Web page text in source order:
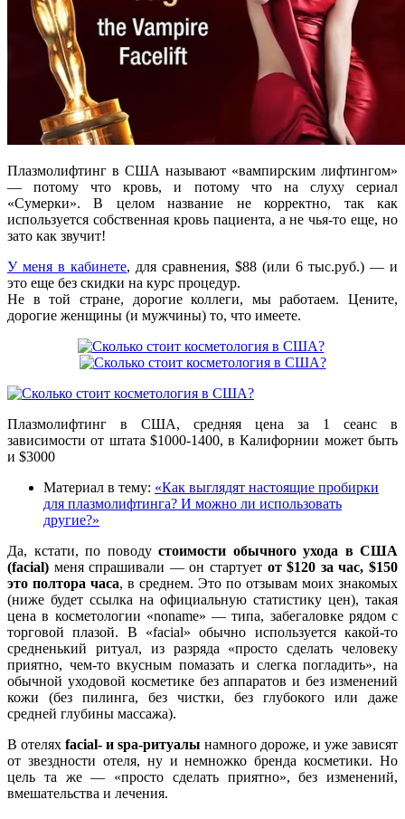
Плазмолифтинг в США называют «вампирским лифтингом»
— потому что кровь, и потому что на слуху сериал
«Сумерки». В целом название не корректно, так как
используется собственная кровь пациента, а не чья-то еще, но
зато как звучит!
У меня в кабинете, для сравнения, $88 (или 6 тыс.руб.) — и
это еще без скидки на курс процедур.
Не в той стране, дорогие коллеги, мы работаем. Цените,
дорогие женщины (и мужчины) то, что имеете.
Плазмолифтинг в США, средняя цена за 1 сеанс в
зависимости от штата $1000-1400, в Калифорнии может быть
и $3000
Материал в тему: «Как выглядят настоящие пробирки
для плазмолифтинга? И можно ли использовать
другие?»
Да, кстати, по поводу стоимости обычного ухода в США
(facial) меня спрашивали — он стартует от $120 за час, $150
это полтора часа, в среднем. Это по отзывам моих знакомых
(ниже будет ссылка на официальную статистику цен), такая
цена в косметологии «noname» — типа, забегаловке рядом с
торговой плазой. В «facial» обычно используется какой-то
средненький ритуал, из разряда «просто сделать человеку
приятно, чем-то вкусным помазать и слегка погладить», на
обычной уходовой косметике без аппаратов и без изменений
кожи (без пилинга, без чистки, без глубокого или даже
средней глубины массажа).
В отелях facial- и spa-ритуалы намного дороже, и уже зависят
от звездности отеля, ну и немножко бренда косметики. Но
цель та же — «просто сделать приятно», без изменений,
вмешательства и лечения.